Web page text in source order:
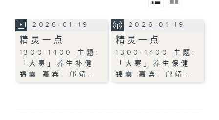
2026-01-19
精灵一点
1300-1400 主题:
「大寒」养生补健
锦囊 嘉宾: 邝靖…
2026-01-19
精灵一点
1300-1400 主题:
「大寒」养生保健
锦囊 嘉宾: 邝靖…